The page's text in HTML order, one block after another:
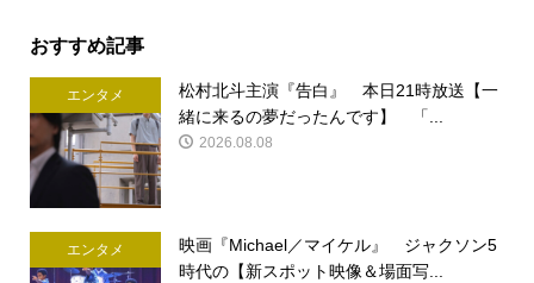
おすすめ記事
エンタメ
松村北斗主演『告白』 本日21時放送【一
緒に来るの夢だったんです】 「...
2026.08.08
エンタメ
映画『Michael／マイケル』 ジャクソン5
時代の【新スポット映像＆場面写...